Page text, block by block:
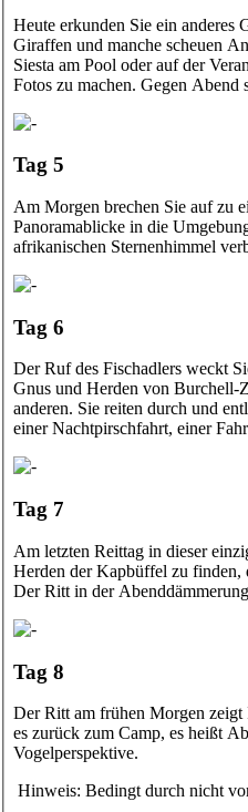
Heute erkunden Sie ein anderes
Giraffen und manche scheuen
Siesta am Pool oder auf der
Fotos zu machen. Gegen
Tag 5
Am Morgen brechen Sie auf zu
Panoramablicke in die
afrikanischen Sternenhimmel
Tag 6
Der Ruf des Fischadlers weckt
Gnus und Herden von Burchell-
anderen. Sie reiten durch und
einer Nachtpirschfahrt, einer
Tag 7
Am letzten Reittag in dieser
Herden der Kapbüffel zu finden,
Der Ritt in der
Tag 8
Der Ritt am frühen Morgen zeigt
es zurück zum Camp, es heißt
Vogelperspektive.
Hinweis: Bedingt durch nicht